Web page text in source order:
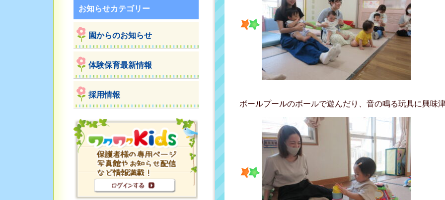
ボールプールのボールで遊んだり、音の鳴る玩具に興味
お知らせカテゴリー
園からのお知らせ
体験保育最新情報
採用情報